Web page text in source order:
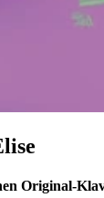
Original-